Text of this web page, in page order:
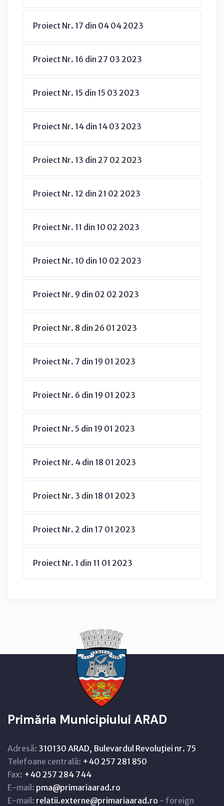
Proiect Nr. 17 din 04 04 2023
Proiect Nr. 16 din 27 03 2023
Proiect Nr. 15 din 15 03 2023
Proiect Nr. 14 din 14 03 2023
Proiect Nr. 13 din 27 02 2023
Proiect Nr. 12 din 21 02 2023
Proiect Nr. 11 din 10 02 2023
Proiect Nr. 10 din 10 02 2023
Proiect Nr. 9 din 02 02 2023
Proiect Nr. 8 din 26 01 2023
Proiect Nr. 7 din 19 01 2023
Proiect Nr. 6 din 19 01 2023
Proiect Nr. 5 din 19 01 2023
Proiect Nr. 4 din 18 01 2023
Proiect Nr. 3 din 18 01 2023
Proiect Nr. 2 din 17 01 2023
Proiect Nr. 1 din 11 01 2023
Primăria Municipiului ARAD
Adresă: 310130 ARAD, Bulevardul Revoluţiei nr. 75
Telefoane centrală: +40 257 281 850
Fax: +40 257 284 744
E-mail: pma@primariaarad.ro
E-mail: relatii.externe@primariaarad.ro - foreign